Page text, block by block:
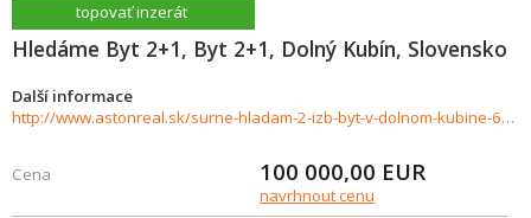
topovať inzerát
Hledáme Byt 2+1, Byt 2+1, Dolný Kubín, Slovensko
Další informace
http://www.astonreal.sk/surne-hladam-2-izb-byt-v-dolnom-kubine-60m2-balkon-854961
Cena 100 000,00 EUR
navrhnout cenu